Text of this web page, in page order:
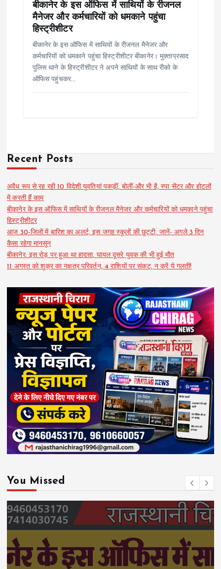
बीकानेर के इस ऑफिस में साथियों के रीजनल
मैनेजर और कर्मचारियों को धमकाने पहुंचा
हिस्ट्रीशीटर
बीकानेर के इस ऑफिस में साथियों के रीजनल मैनेजर और
कर्मचारियों को धमकाने पहुंचा हिस्ट्रीशीटर बीकानेर। मुक्ताप्रसाद
पुलिस थाने के हिस्ट्रीशीटर ने अपने साथियों के साथ रीको के
ऑफिस पहुंचकर…
Recent Posts
अवैध रूप से रह रही 10 विदेशी युवतियां पकड़ीं, बोलीं-और भी है, स्पा सेंटर और होटलों
में करती हैं काम
बीकानेर के इस ऑफिस में साथियों के रीजनल मैनेजर और कर्मचारियों को धमकाने पहुंचा
हिस्ट्रीशीटर
आज 30-जिलों में बारिश का अलर्ट, इस जगह स्कूलों की छुट्टी, जानें- अगले 3 दिन
कैसा रहेगा मानसून
बीकानेर: इस रोड़ पर हुआ था हादसा, घायल दूसरे युवक की भी हुई मौत
11 अगस्त को शुक्र का नक्षत्र परिवर्तन, 4 राशियों पर संकट, न करें ये गलती!
You Missed